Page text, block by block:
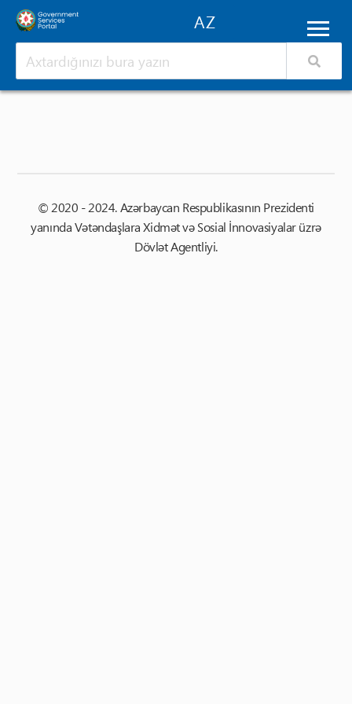
© 2020 - 2024. Azərbaycan Respublikasının Prezidenti
yanında Vətəndaşlara Xidmət və Sosial İnnovasiyalar üzrə
Dövlət Agentliyi.